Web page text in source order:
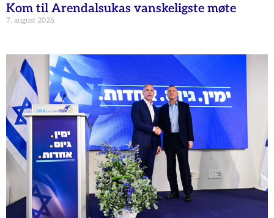
Kom til Arendalsukas vanskeligste møte
7. august 2026